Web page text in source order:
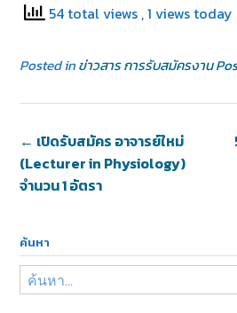
54 total views , 1 views today
Posted inข่าวสาร การรับสมัครงาน
← เปิดรับสมัคร อาจารย์ใหม่
(Lecturer in Physiology)
จำนวน 1 อัตรา
ค้นหา